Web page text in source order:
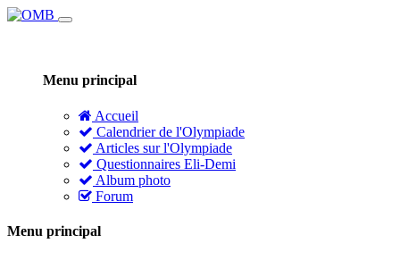
Menu principal
Accueil
Calendrier de l'Olympiade
Articles sur l'Olympiade
Questionnaires Eli-Demi
Album photo
Forum
Menu principal